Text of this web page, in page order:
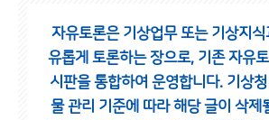
자유토론은 기상업무 또는 기상지
유롭게 토론하는 장으로, 기존 자유
시판을 통합하여 운영합니다. 기상
물 관리 기준에 따라 해당 글이 삭제